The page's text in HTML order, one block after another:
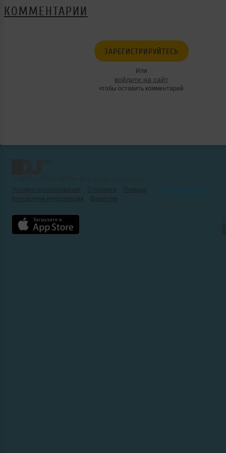
КОММЕНТАРИИ
ЗАРЕГИСТРИРУЙТЕСЬ
Или
войдите на сайт
чтобы оставить комментарий
Условия использования
О проекте Помощь
Контактная информация
Вакансии